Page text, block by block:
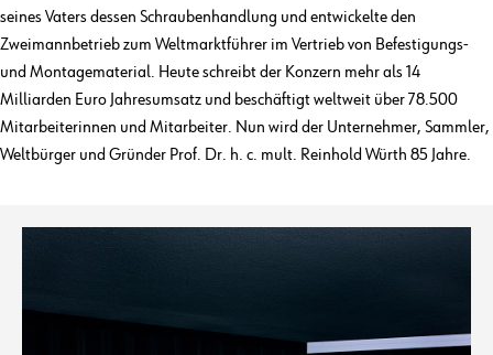
seines Vaters dessen Schraubenhandlung und entwickelte den
Zweimannbetrieb zum Weltmarktführer im Vertrieb von Befestigungs-
und Montagematerial. Heute schreibt der Konzern mehr als 14
Milliarden Euro Jahresumsatz und beschäftigt weltweit über 78.500
Mitarbeiterinnen und Mitarbeiter. Nun wird der Unternehmer, Sammler,
Weltbürger und Gründer Prof. Dr. h. c. mult. Reinhold Würth 85 Jahre.